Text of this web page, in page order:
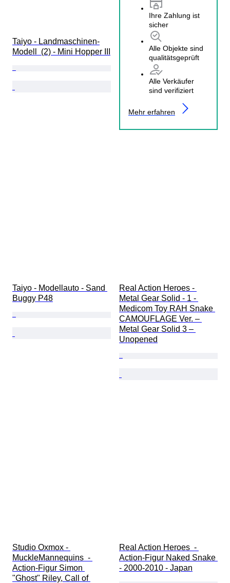
Ihre Zahlung ist
sicher
Alle Objekte sind
qualitätsgeprüft
Alle Verkäufer
sind verifiziert
Mehr erfahren
Taiyo - Landmaschinen-
Modell  (2) - Mini Hopper III
Taiyo - Modellauto - Sand
Buggy P48
Real Action Heroes -
Metal Gear Solid - 1 -
Medicom Toy RAH Snake
CAMOUFLAGE Ver. –
Metal Gear Solid 3 –
Unopened
Studio Oxmox -
MuckleMannequins  -
Action-Figur Simon
"Ghost" Riley, Call of
Real Action Heroes  -
Action-Figur Naked Snake
- 2000-2010 - Japan